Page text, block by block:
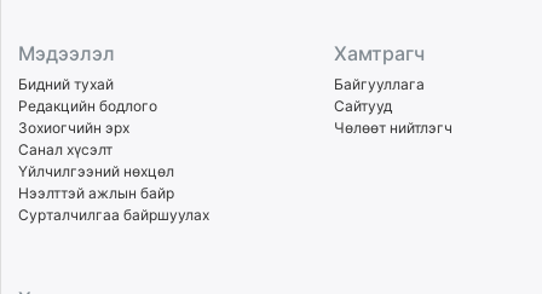
Мэдээлэл
Бидний тухай
Редакцийн бодлого
Зохиогчийн эрх
Санал хүсэлт
Үйлчилгээний нөхцөл
Нээлттэй ажлын байр
Сурталчилгаа байршуулах
Хамтрагч
Байгууллага
Сайтууд
Чөлөөт нийтлэгч